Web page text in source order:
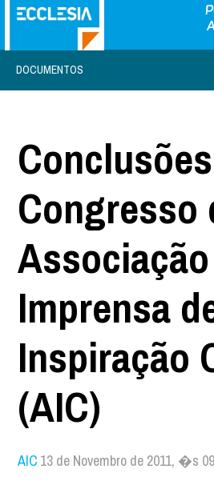
DOCUMENTOS
Congresso
Imprensa
Inspiração
(AIC)
AIC 13 de Novembro de 2011, �s